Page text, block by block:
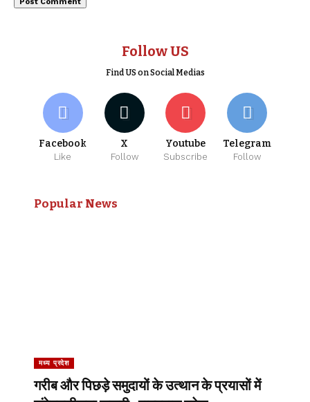
Follow US
Find US on Social Medias
Facebook
Like
X
Follow
Youtube
Subscribe
Telegram
Follow
Popular News
मध्य प्रदेश
गरीब और पिछड़े समुदायों के उत्थान के प्रयासों में